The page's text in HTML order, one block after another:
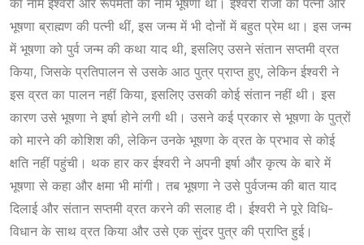
का नाम ईश्वरी और रूपमती का नाम भूषणा था। ईश्वरी राजा की पत्नी और
भूषणा ब्राह्मण की पत्नी थीं, इस जन्म में भी दोनों में बहुत प्रेम था। इस जन्म
में भूषणा को पुर्व जन्म की कथा याद थी, इसलिए उसने संतान सप्तमी व्रत
किया, जिसके प्रतिपालन से उसके आठ पुत्र प्राप्त हुए, लेकिन ईश्वरी ने
इस व्रत का पालन नहीं किया, इसलिए उसकी कोई संतान नहीं थी। इस
कारण उसे भूषणा ने इर्षा होने लगी थी। उसने कई प्रकार से भूषणा के पुत्रों
को मारने की कोशिश की, लेकिन उनके भूषणा के व्रत के प्रभाव से कोई
क्षति नहीं पहुंची। थक हार कर ईश्वरी ने अपनी इर्षा और कृत्य के बारे में
भूषणा से कहा और क्षमा भी मांगी। तब भूषणा ने उसे पुर्वजन्म की बात याद
दिलाई और संतान सप्तमी व्रत करने की सलाह दी। ईश्वरी ने पूरे विधि-
विधान के साथ व्रत किया और उसे एक सुंदर पुत्र की प्राप्ति हुई।